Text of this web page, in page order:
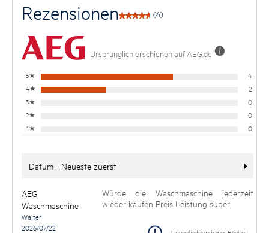
Rezensionen
(6)
Ursprünglich erschienen auf AEG.de
5★ 4
4★ 2
3★ 0
2★ 0
1★ 0
Datum - Neueste zuerst
AEG
Waschmaschine
Walter
2026/07/22
Würde die Waschmaschine jederzeit
wieder kaufen Preis Leistung super